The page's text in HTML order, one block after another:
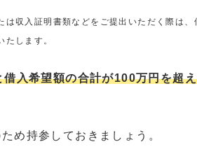
収入証明書類などをご提出いただく際は
します。
借入希望額の合計が100万円を超
め持参しておきましょう。